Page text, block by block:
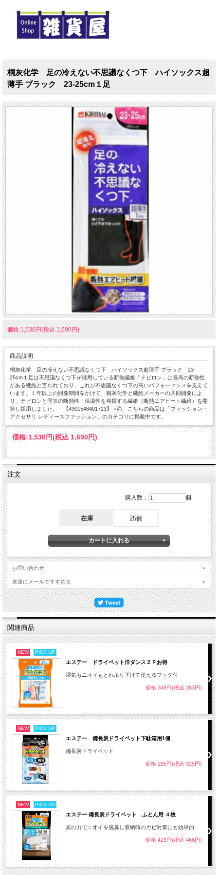
桐灰化学 足の冷えない不思議なくつ下 ハイソックス超
薄手 ブラック 23-25cm１足
価格:1,536円(税込 1,690円)
商品説明
桐灰化学 足の冷えない不思議なくつ下 ハイソックス超薄手 ブラック 23-
25cm１足は不思議なくつ下が採用している断熱繊維「テビロン」は最高の断熱性
がある繊維と言われており、これが不思議なくつ下の高いパフォーマンスを支えて
います。１年以上の開発期間をかけて、桐灰化学と繊維メーカーの共同開発によ
り、テビロンと同等の断熱性・保温性を発揮する繊維（断熱エアヒート繊維）を開
発し採用しました。 【4901548401723】 ○尚、こちらの商品は「ファッション・
アクセサリ レディースファッション」のカテゴリに掲載中です。
価格:1,536円(税込 1,690円)
注文
購入数： 個
在庫 25個
お問い合わせ
友達にメールですすめる
関連商品
NEW PICK UP
エステー ドライペット洋ダンス２Ｐお得
湿気もニオイもとれ吊り下げて使えるフック付
価格:348円(税込 383円)
NEW PICK UP
エステー 備長炭ドライペット下駄箱用1個
備長炭ドライペット
価格:295円(税込 325円)
NEW PICK UP
エステー 備長炭ドライペット ふとん用 ４枚
炭の力でニオイを脱臭し収納時のカビ対策にも効果的
価格:423円(税込 466円)